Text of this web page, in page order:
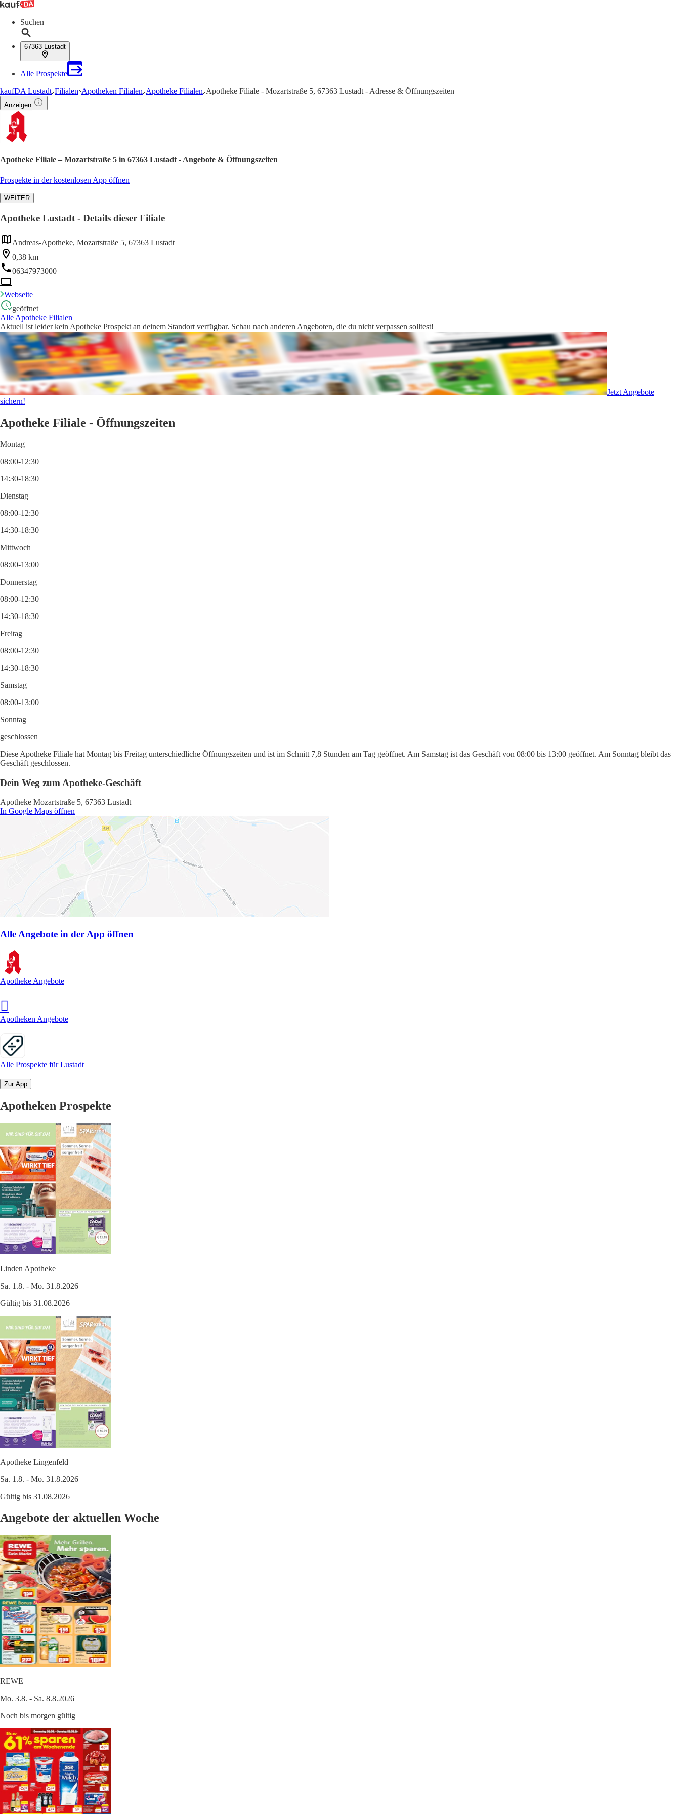
Suchen
67363 Lustadt
Alle Prospekte
kaufDA Lustadt Filialen Apotheken Filialen Apotheke Filialen Apotheke Filiale - Mozartstraße 5, 67363 Lustadt - Adresse & Öffnungszeiten
Anzeigen
Apotheke Filiale – Mozartstraße 5 in 67363 Lustadt - Angebote & Öffnungszeiten
Prospekte in der kostenlosen App öffnen
WEITER
Apotheke Lustadt - Details dieser Filiale
Andreas-Apotheke, Mozartstraße 5, 67363 Lustadt
0,38 km
06347973000
Webseite
geöffnet
Alle Apotheke Filialen
Aktuell ist leider kein Apotheke Prospekt an deinem Standort verfügbar. Schau nach anderen Angeboten, die du nicht verpassen solltest!
Jetzt Angebote
sichern!
Apotheke Filiale - Öffnungszeiten
Montag
08:00-12:30
14:30-18:30
Dienstag
08:00-12:30
14:30-18:30
Mittwoch
08:00-13:00
Donnerstag
08:00-12:30
14:30-18:30
Freitag
08:00-12:30
14:30-18:30
Samstag
08:00-13:00
Sonntag
geschlossen
Diese Apotheke Filiale hat Montag bis Freitag unterschiedliche Öffnungszeiten und ist im Schnitt 7,8 Stunden am Tag geöffnet. Am Samstag ist das Geschäft von 08:00 bis 13:00 geöffnet. Am Sonntag bleibt das
Geschäft geschlossen.
Dein Weg zum Apotheke-Geschäft
Apotheke Mozartstraße 5, 67363 Lustadt
In Google Maps öffnen
Alle Angebote in der App öffnen
Apotheke Angebote
Apotheken Angebote
Alle Prospekte für Lustadt
Zur App
Apotheken Prospekte
Linden Apotheke
Sa. 1.8. - Mo. 31.8.2026
Gültig bis 31.08.2026
Apotheke Lingenfeld
Sa. 1.8. - Mo. 31.8.2026
Gültig bis 31.08.2026
Angebote der aktuellen Woche
REWE
Mo. 3.8. - Sa. 8.8.2026
Noch bis morgen gültig